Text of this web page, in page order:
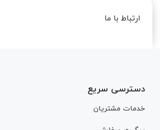
ارتباط با ما
دسترسی سریع
خدمات مشتریان